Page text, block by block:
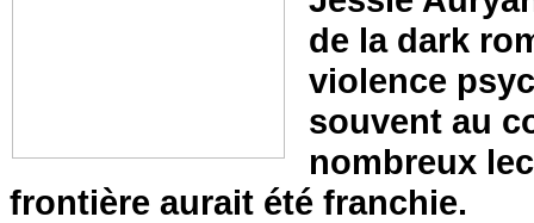
de la dark
violence
souvent au
nombreux
frontière aurait été franchie.